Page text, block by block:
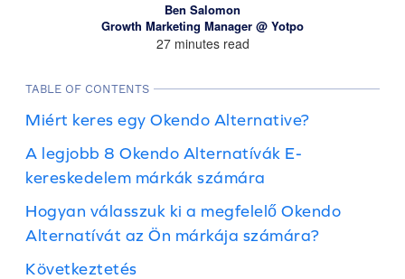
Ben Salomon
Growth Marketing Manager @ Yotpo
27 minutes read
TABLE OF CONTENTS
Miért keres egy Okendo Alternative?
A legjobb 8 Okendo Alternatívák E-
kereskedelem márkák számára
Hogyan válasszuk ki a megfelelő Okendo
Alternatívát az Ön márkája számára?
Következtetés